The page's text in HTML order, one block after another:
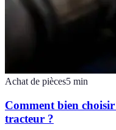
Achat de pièces5 min
Comment bien choisir
tracteur ?